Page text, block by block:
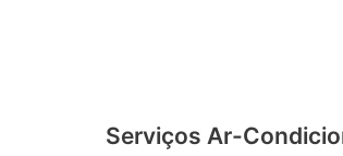
Serviços Ar-